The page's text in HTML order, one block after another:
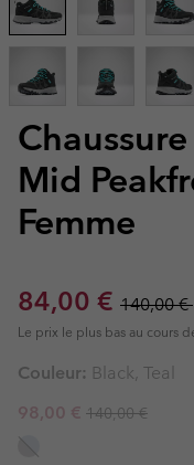
Mid
Femme
Sale price:
84,00 € Regular
140,00 €
Le prix le plus bas au cours
Couleur: Black, Teal
Sale price:
98,00 € Regular price:
140,00 €